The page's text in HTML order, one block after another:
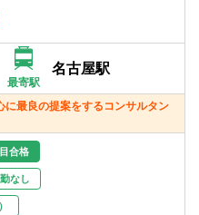
しく、働きやすい環境を整
28時間（※全社平均）
充実
方多数
様の成果創出にコミットす
援を行っております。
とコンサルタントのグリッ
社長の最良の相談相手」と
が困った時に必ず最初に相談
を構築できる」仕事です。
最寄駅
名古屋駅
最良の提案をするコンサルタン
合格
なし